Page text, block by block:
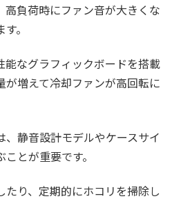
高負荷時にファン音が大きくな
。
能なグラフィックボードを搭載
が増えて冷却ファンが高回転に
静音設計モデルやケースサイ
とが重要です。
り、定期的にホコリを掃除し